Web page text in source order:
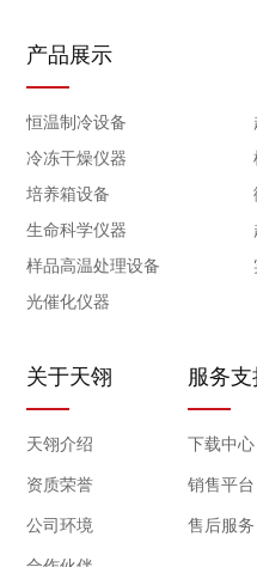
产品展示
恒温制冷设备
冷冻干燥仪器
培养箱设备
生命科学仪器
样品高温处理设备
光催化仪器
关于天翎
天翎介绍
资质荣誉
公司环境
服务支
下载中心
销售平台
售后服务